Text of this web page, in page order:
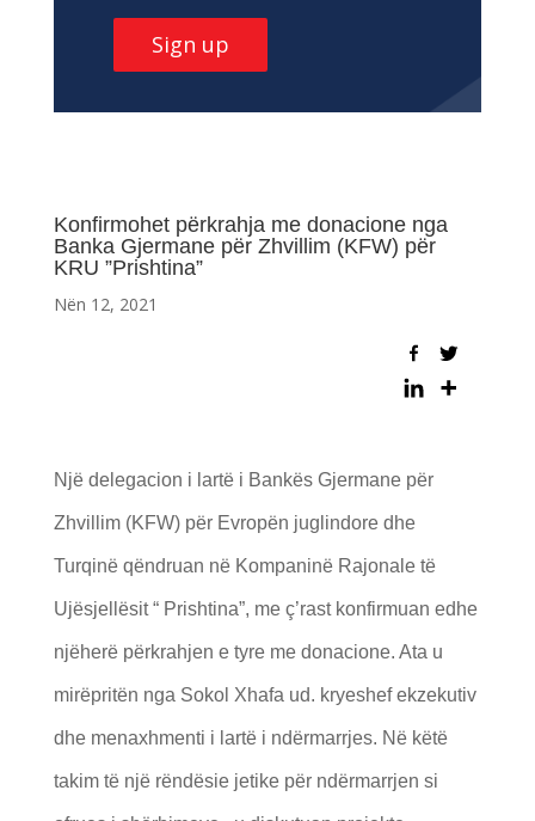
Sign up
Konfirmohet përkrahja me donacione nga
Banka Gjermane për Zhvillim (KFW) për
KRU ”Prishtina”
Nën 12, 2021
Një delegacion i lartë i Bankës Gjermane për
Zhvillim (KFW) për Evropën juglindore dhe
Turqinë qëndruan në Kompaninë Rajonale të
Ujësjellësit “ Prishtina”, me ç’rast konfirmuan edhe
njëherë përkrahjen e tyre me donacione. Ata u
mirëpritën nga Sokol Xhafa ud. kryeshef ekzekutiv
dhe menaxhmenti i lartë i ndërmarrjes. Në këtë
takim të një rëndësie jetike për ndërmarrjen si